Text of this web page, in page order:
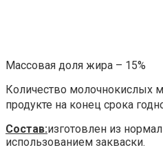
Массовая доля жира – 15%
Количество молочнокислых
продукте на конец срока
Состав:изготовлен из
использованием закваски.